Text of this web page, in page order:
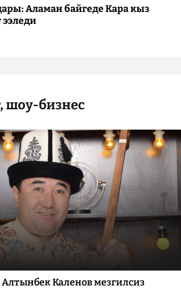
Аламан байгеде Кара кыз
ээледи
шоу-бизнес
Каленов мезгилсиз